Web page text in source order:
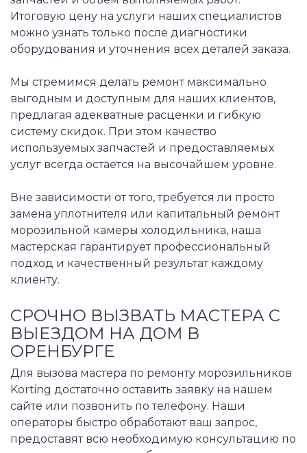
Итоговую цену на услуги наших специалистов
можно узнать только после диагностики
оборудования и уточнения всех деталей заказа.
Мы стремимся делать ремонт максимально
выгодным и доступным для наших клиентов,
предлагая адекватные расценки и гибкую
систему скидок. При этом качество
используемых запчастей и предоставляемых
услуг всегда остается на высочайшем уровне.
Вне зависимости от того, требуется ли просто
замена уплотнителя или капитальный ремонт
морозильной камеры холодильника, наша
мастерская гарантирует профессиональный
подход и качественный результат каждому
клиенту.
СРОЧНО ВЫЗВАТЬ МАСТЕРА С
ВЫЕЗДОМ НА ДОМ В
ОРЕНБУРГЕ
Для вызова мастера по ремонту морозильников
Korting достаточно оставить заявку на нашем
сайте или позвонить по телефону. Наши
операторы быстро обработают ваш запрос,
предоставят всю необходимую консультацию по